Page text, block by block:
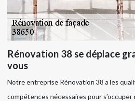
Rénovation 38 se déplace
vous
Notre entreprise Rénovation 38 a les
compétences nécessaires pour